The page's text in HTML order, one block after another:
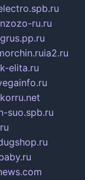
ru.ru
ia2.ru
elita.ru
korru.net
suo.spb.ru